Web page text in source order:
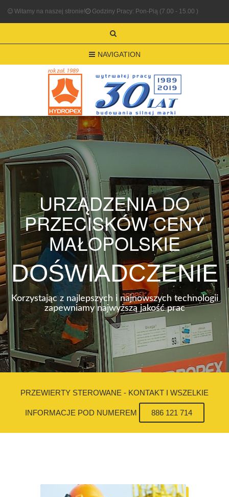
Witamy na naszej stronie! Godziny Pracy: Pon-Pią (7.00 - 15.00 )
NAVIGATION
URZĄDZENIA DO
PRZECISKÓW CENY
MAŁOPOLSKIE
DOŚWIADCZENIE
Korzystając z najlepszych i najnowszych technologii
zapewniamy najwyższą jakość prac
PRZEWIERTY STEROWANE - KONTAKT I WSZELKIE
INFORMACJE POD NUMEREM 886 121 714